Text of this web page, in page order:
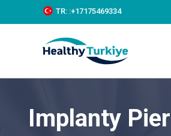
k
c
TR: :+‪17175469334‬
Implanty